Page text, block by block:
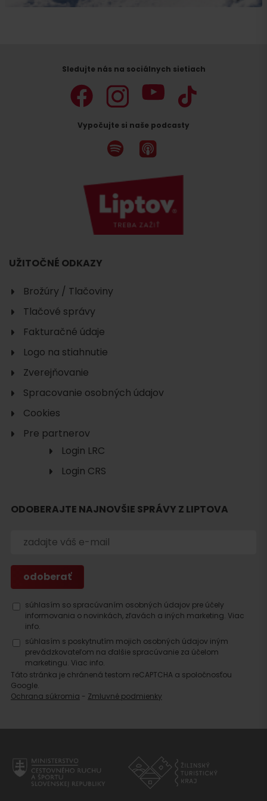
Sledujte nás na sociálnych sietiach
Vypočujte si naše podcasty
UŽITOČNÉ ODKAZY
Brožúry / Tlačoviny
Tlačové správy
Fakturačné údaje
Logo na stiahnutie
Zverejňovanie
Spracovanie osobných údajov
Cookies
Pre partnerov
Login LRC
Login CRS
ODOBERAJTE NAJNOVŠIE SPRÁVY Z LIPTOVA
súhlasím so spracúvaním osobných údajov pre účely
informovania o novinkách, zľavách a iných marketing. Viac
info.
súhlasím s poskytnutím mojich osobných údajov iným
prevádzkovateľom na ďalšie spracúvanie za účelom
marketingu. Viac info.
Táto stránka je chránená testom reCAPTCHA a spoločnosťou
Google.
Ochrana súkromia - Zmluvné podmienky